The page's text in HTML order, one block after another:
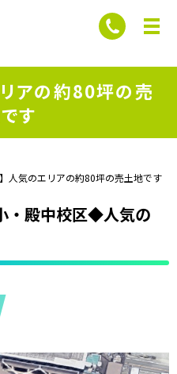
リアの約80坪の売
す
】人気のエリアの約80坪の売土地です
殿中校区◆人気の